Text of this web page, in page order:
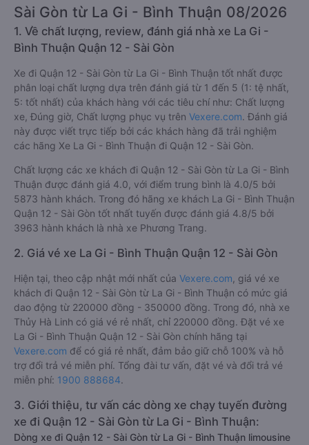
Sài Gòn từ La Gi - Bình Thuận 08/2026
1. Về chất lượng, review, đánh giá nhà xe La Gi -
Bình Thuận Quận 12 - Sài Gòn
Xe đi Quận 12 - Sài Gòn từ La Gi - Bình Thuận tốt nhất được
phân loại chất lượng dựa trên đánh giá từ 1 đến 5 (1: tệ nhất,
5: tốt nhất) của khách hàng với các tiêu chí như: Chất lượng
xe, Đúng giờ, Chất lượng phục vụ trên Vexere.com. Đánh giá
này được viết trực tiếp bởi các khách hàng đã trải nghiệm
các hãng Xe La Gi - Bình Thuận đi Quận 12 - Sài Gòn.
Chất lượng các xe khách đi Quận 12 - Sài Gòn từ La Gi - Bình
Thuận được đánh giá 4.0, với điểm trung bình là 4.0/5 bởi
5873 hành khách. Trong đó hãng xe khách La Gi - Bình Thuận
Quận 12 - Sài Gòn tốt nhất tuyến được đánh giá 4.8/5 bởi
3963 hành khách là nhà xe Phương Trang.
2. Giá vé xe La Gi - Bình Thuận Quận 12 - Sài Gòn
Hiện tại, theo cập nhật mới nhất của Vexere.com , giá vé xe
khách đi Quận 12 - Sài Gòn từ La Gi - Bình Thuận có mức giá
dao động từ 220000 đồng - 350000 đồng. Trong đó, nhà xe
Thủy Hà Linh có giá vé rẻ nhất, chỉ 220000 đồng. Đặt vé xe
La Gi - Bình Thuận Quận 12 - Sài Gòn chính hãng tại
Vexere.com để có giá rẻ nhất, đảm bảo giữ chỗ 100% và hỗ
trợ đổi trả vé miễn phí. Tổng đài tư vấn, đặt vé và đổi trả vé
miễn phí: 1900 888684.
3. Giới thiệu, tư vấn các dòng xe chạy tuyến đường
xe đi Quận 12 - Sài Gòn từ La Gi - Bình Thuận:
Dòng xe đi Quận 12 - Sài Gòn từ La Gi - Bình Thuận limousine